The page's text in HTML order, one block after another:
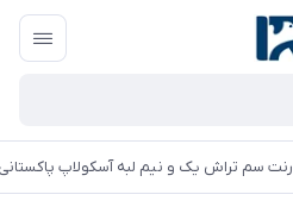
رنت سم تراش یک و نیم لبه آسکولاپ